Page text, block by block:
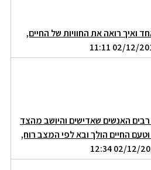
ואיך רואה את החוויות של החיים,
האנשים שאדישים והיושב מהצד
החיים הולך ובא לפי המצב רוח,